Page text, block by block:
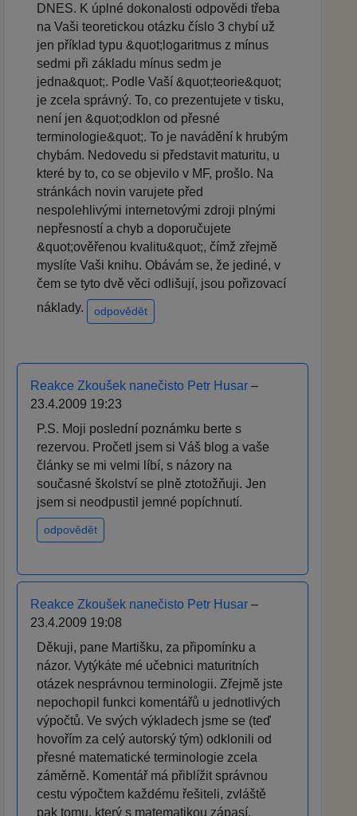
DNES. K úplné dokonalosti odpovědi třeba
na Vaši teoretickou otázku číslo 3 chybí už
jen příklad typu &quot;logaritmus z mínus
sedmi při základu mínus sedm je
jedna&quot;. Podle Vaší &quot;teorie&quot;
je zcela správný. To, co prezentujete v tisku,
není jen &quot;odklon od přesné
terminologie&quot;. To je navádění k hrubým
chybám. Nedovedu si představit maturitu, u
které by to, co se objevilo v MF, prošlo. Na
stránkách novin varujete před
nespolehlivými internetovými zdroji plnými
nepřesností a chyb a doporučujete
&quot;ověřenou kvalitu&quot;, čímž zřejmě
myslíte Vaši knihu. Obávám se, že jediné, v
čem se tyto dvě věci odlišují, jsou pořizovací
náklady.
odpovědět
Reakce Zkoušek nanečisto Petr Husar –
23.4.2009 19:23
P.S. Moji poslední poznámku berte s
rezervou. Pročetl jsem si Váš blog a vaše
články se mi velmi líbí, s názory na
současné školství se plně ztotožňuji. Jen
jsem si neodpustil jemné popíchnutí.
odpovědět
Reakce Zkoušek nanečisto Petr Husar –
23.4.2009 19:08
Děkuji, pane Martišku, za připomínku a
názor. Vytýkáte mé učebnici maturitních
otázek nesprávnou terminologii. Zřejmě jste
nepochopil funkci komentářů u jednotlivých
výpočtů. Ve svých výkladech jsme se (teď
hovořím za celý autorský tým) odklonili od
přesné matematické terminologie zcela
záměrně. Komentář má přiblížit správnou
cestu výpočtem každému řešiteli, zvláště
pak tomu, který s matematikou zápasí.